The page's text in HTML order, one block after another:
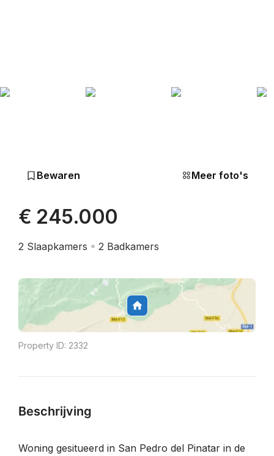
Bewaren Meer foto's
€ 245.000
2 Slaapkamers 2 Badkamers
Property ID: 2332
Beschrijving
Woning gesitueerd in San Pedro del Pinatar in de